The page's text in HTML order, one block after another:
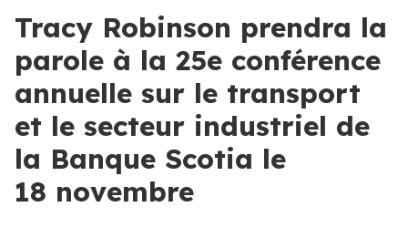
Tracy Robinson prendra la
parole à la 25e conférence
annuelle sur le transport
et le secteur industriel de
la Banque Scotia le
18 novembre